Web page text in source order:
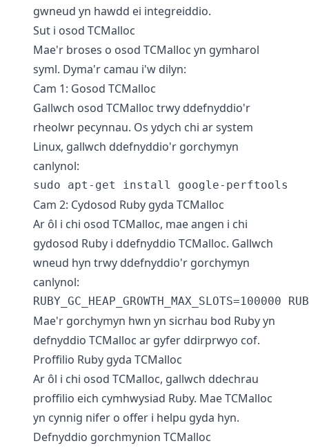
gwneud yn hawdd ei integreiddio.
Sut i osod TCMalloc
Mae'r broses o osod TCMalloc yn gymharol
syml. Dyma'r camau i'w dilyn:
Cam 1: Gosod TCMalloc
Gallwch osod TCMalloc trwy ddefnyddio'r
rheolwr pecynnau. Os ydych chi ar system
Linux, gallwch ddefnyddio'r gorchymyn
canlynol:
Cam 2: Cydosod Ruby gyda TCMalloc
Ar ôl i chi osod TCMalloc, mae angen i chi
gydosod Ruby i ddefnyddio TCMalloc. Gallwch
wneud hyn trwy ddefnyddio'r gorchymyn
canlynol:
Mae'r gorchymyn hwn yn sicrhau bod Ruby yn
defnyddio TCMalloc ar gyfer ddirprwyo cof.
Proffilio Ruby gyda TCMalloc
Ar ôl i chi osod TCMalloc, gallwch ddechrau
proffilio eich cymhwysiad Ruby. Mae TCMalloc
yn cynnig nifer o offer i helpu gyda hyn.
Defnyddio gorchmynion TCMalloc